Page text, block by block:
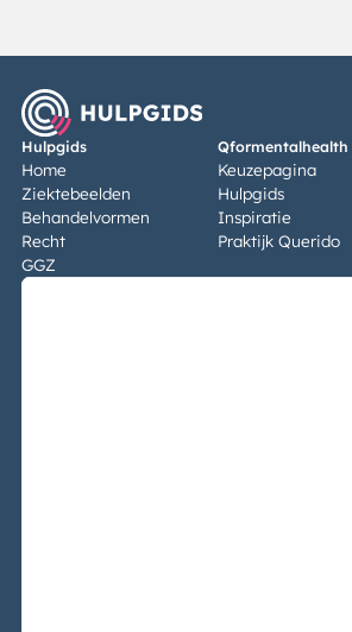
Hulpgids
Home
Ziektebeelden
Behandelvormen
Recht
GGZ
Qformentalhealth
Keuzepagina
Hulpgids
Inspiratie
Praktijk Querido